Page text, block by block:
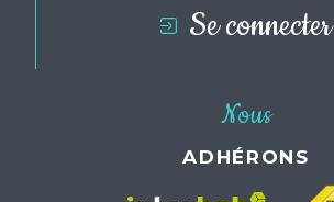
Se connecter
Nous
ADHÉRONS